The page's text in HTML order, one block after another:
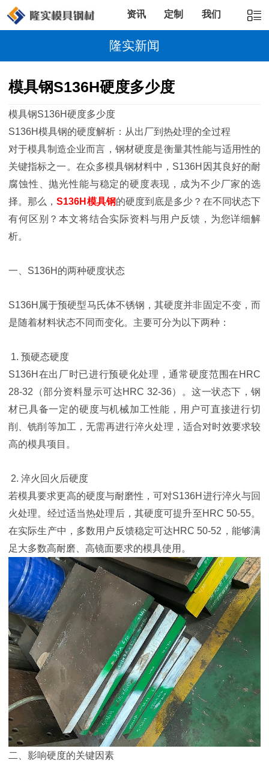
资讯 定制 我们
隆实新闻
模具钢S136H硬度多少度
模具钢S136H硬度多少度
S136H模具钢的硬度解析：从出厂到热处理的全过程
对于模具制造企业而言，钢材硬度是衡量其性能与适用性的
关键指标之一。在众多模具钢材料中，S136H因其良好的耐
腐蚀性、抛光性能与稳定的硬度表现，成为不少厂家的选
择。那么，S136H模具钢的硬度到底是多少？在不同状态下
有何区别？本文将结合实际资料与用户反馈，为您详细解
析。
一、S136H的两种硬度状态
S136H属于预硬型马氏体不锈钢，其硬度并非固定不变，而
是随着材料状态不同而变化。主要可分为以下两种：
1. 预硬态硬度
S136H在出厂时已进行预硬化处理，通常硬度范围在HRC
28-32（部分资料显示可达HRC 32-36）。这一状态下，钢
材已具备一定的硬度与机械加工性能，用户可直接进行切
削、铣削等加工，无需再进行淬火处理，适合对时效要求较
高的模具项目。
2. 淬火回火后硬度
若模具要求更高的硬度与耐磨性，可对S136H进行淬火与回
火处理。经过适当热处理后，其硬度可提升至HRC 50-55。
在实际生产中，多数用户反馈稳定可达HRC 50-52，能够满
足大多数高耐磨、高镜面要求的模具使用。
二、影响硬度的关键因素